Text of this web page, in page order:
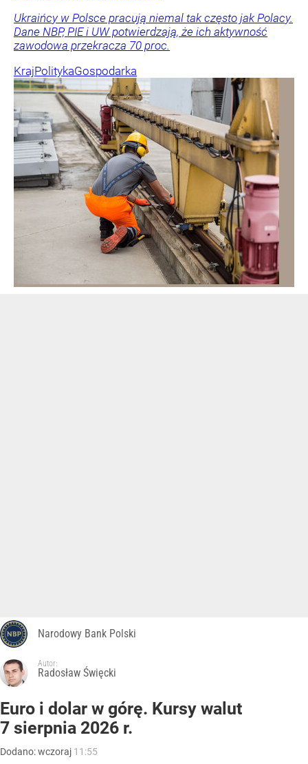
Ukraińcy w Polsce pracują niemal tak często jak Polacy.
Dane NBP, PIE i UW potwierdzają, że ich aktywność
zawodowa przekracza 70 proc.
KrajPolitykaGospodarka
Narodowy Bank Polski
Autor:
Radosław Święcki
Euro i dolar w górę. Kursy walut
7 sierpnia 2026 r.
Dodano:wczoraj 11:55